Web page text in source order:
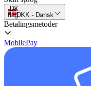
DK
flagDKK- Dansk
Betalingsmetoder
MobilePay